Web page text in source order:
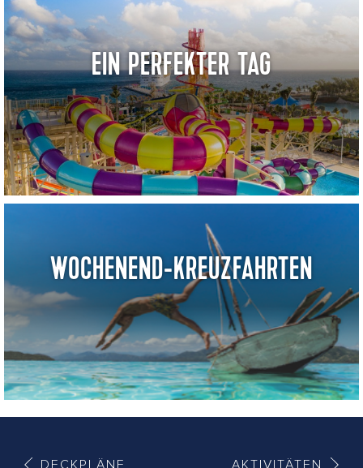
EIN PERFEKTER TAG
WOCHENEND-KREUZFAHRTEN